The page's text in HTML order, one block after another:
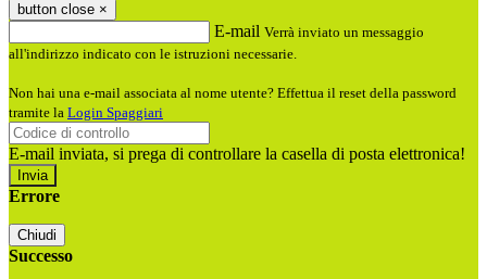
button close ×
E-mail Verrà inviato un messaggio
all'indirizzo indicato con le istruzioni necessarie.
Non hai una e-mail associata al nome utente? Effettua il reset della password
tramite la Login Spaggiari
E-mail inviata, si prega di controllare la casella di posta elettronica!
Errore
Chiudi
Successo